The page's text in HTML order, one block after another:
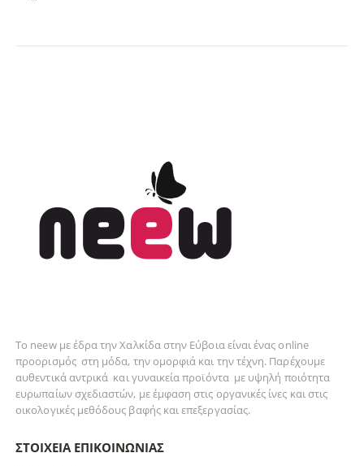
Το neew με έδρα την Xαλκίδα στην Εύβοια είναι ένας online
προορισμός στη μόδα, τηνομορφιά και τηντέχνη. Παρέχουμε
αυθεντικάαντρικά καιγυναικείαπροϊόντα με υψηλή ποιότητα
ευρωπαίων σχεδιαστών, με έμφαση στις οργανικές ίνες και στις
οικολογικές μεθόδους βαφής και επεξεργασίας.
ΣΤΟΙΧΕΊΑ ΕΠΙΚΟΙΝΩΝΊΑΣ